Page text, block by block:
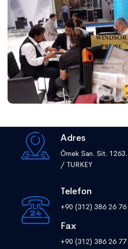
Adres
Örnek San. Sit.
/ TURKEY
Telefon
+90 (312) 386 26 76
Fax
+90 (312) 386 26 77